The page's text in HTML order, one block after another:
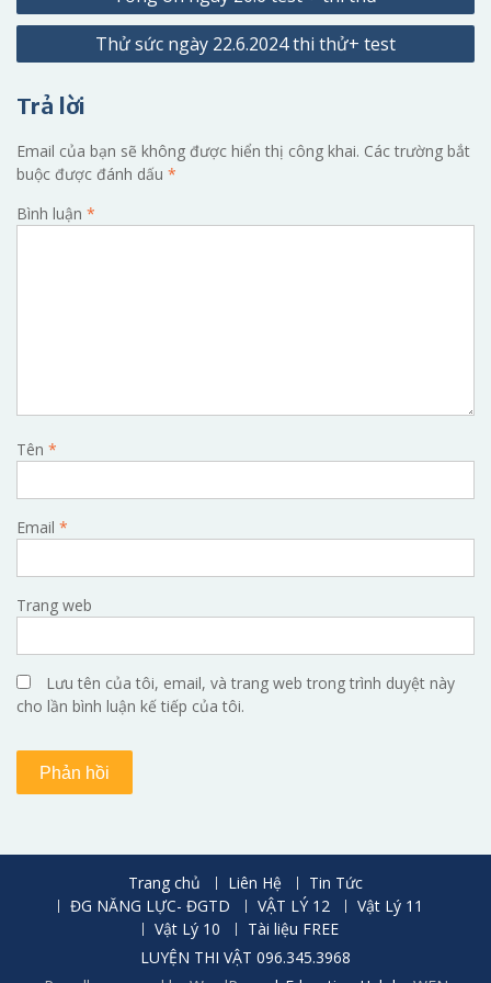
hướng
Thử sức ngày 22.6.2024 thi thử+ test
Trả lời
Email của bạn sẽ không được hiển thị công khai. Các trường bắt
buộc được đánh dấu *
Bình luận *
Tên *
Email *
Trang web
Lưu tên của tôi, email, và trang web trong trình duyệt này
cho lần bình luận kế tiếp của tôi.
Trang chủ Liên Hệ
Tin Tức
ĐG NĂNG LỰC- ĐGTD
VẬT LÝ 12
Vật Lý 11
Vật Lý 10
Tài liệu FREE
LUYỆN THI VẬT 096.345.3968